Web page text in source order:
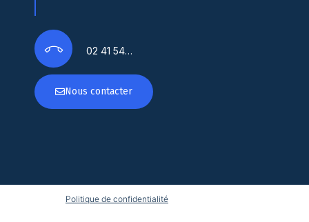
02 41 54…
Nous contacter
Politique de confidentialité